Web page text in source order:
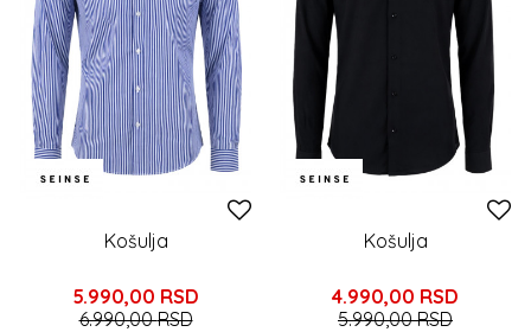
Košulja
5.990,00 RSD
6.990,00RSD
Košulja
4.990,00 RSD
5.990,00RSD